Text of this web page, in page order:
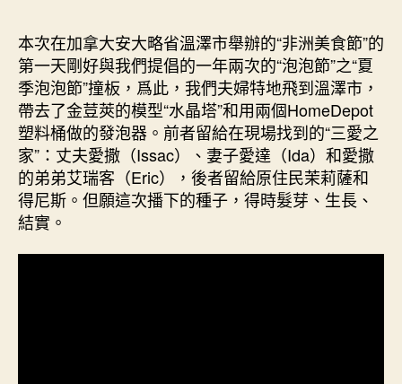
們
提
倡
的
“夏
季
泡
泡
節”
本次在加拿大安大略省溫澤市舉辦的“非洲美食節”的
第一天剛好與我們提倡的一年兩次的“泡泡節”之“夏
季泡泡節”撞板，爲此，我們夫婦特地飛到溫澤市，
帶去了金荳莢的模型“水晶塔”和用兩個HomeDepot
塑料桶做的發泡器。前者留給在現場找到的“三愛之
家”：丈夫愛撒（Issac）、妻子愛達（Ida）和愛撒
的弟弟艾瑞客（Eric），後者留給原住民茉莉薩和
得尼斯。但願這次播下的種子，得時髮芽、生長、
結實。